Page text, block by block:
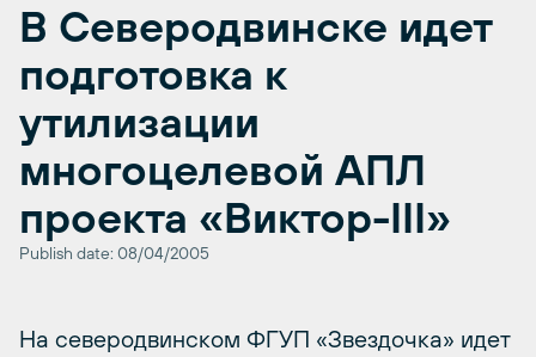
В Северодвинске идет
подготовка к
утилизации
многоцелевой АПЛ
проекта «Виктор-III»
Publish date: 08/04/2005
На северодвинском ФГУП «Звездочка» идет